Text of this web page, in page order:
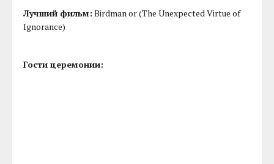
Лучший фильм: Birdman or (The Unexpected Virtue of
Ignorance)
Гости церемонии: